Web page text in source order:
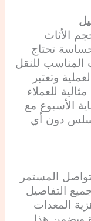
الأثاث
تحتاج
المناسب للنقل
وتعتبر
مثالية للعملاء
الأسبوع مع
دون أي
المستمر
التفاصيل
المعدات